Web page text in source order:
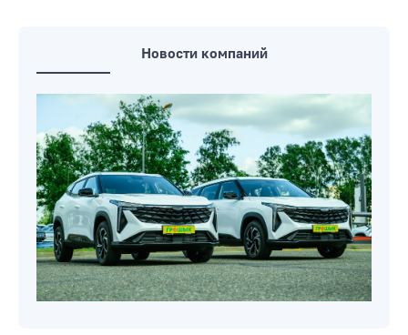
академической гребле
Новости компаний